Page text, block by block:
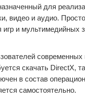
для
видео и аудио.
игр и мультимедийных
современных
скачать DirectX,
в состав
самостоятельно.